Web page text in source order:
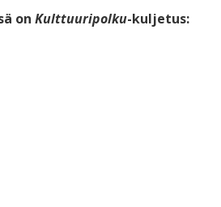
on Kulttuuripolku-kuljetus: